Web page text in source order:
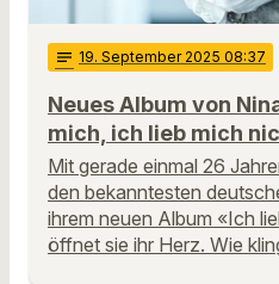
notes 19. September 2025 08:37
Neues Album von
mich, ich lieb mich
Mit gerade einmal 26
den bekanntesten
ihrem neuen Album «Ich
öffnet sie ihr Herz. Wie